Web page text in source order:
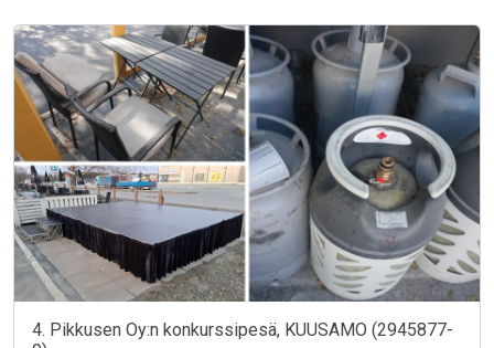
4. Pikkusen Oy:n konkurssipesä, KUUSAMO (2945877-